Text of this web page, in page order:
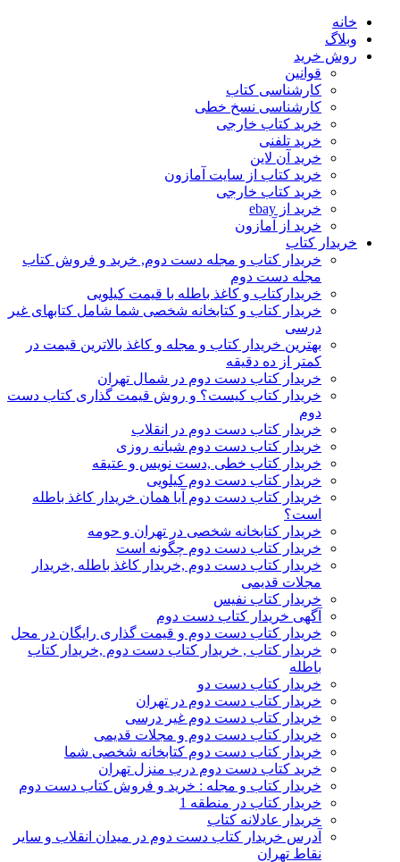
خانه
وبلاگ
روش خرید
قوانین
کارشناسی کتاب
کارشناسی نسخ خطی
خرید کتاب خارجی
خرید تلفنی
خرید آن لاین
خرید کتاب از سایت آمازون
خرید کتاب خارجی
خرید از ebay
خرید از آمازون
خریدار کتاب
خریدار کتاب و مجله دست دوم, خرید و فروش کتاب
مجله دست دوم
خریدارکتاب و کاغذ باطله با قیمت کیلویی
خریدار کتاب و کتابخانه شخصی شما شامل کتابهای غیر
درسی
بهترین خریدار کتاب و مجله و کاغذ بالاترین قیمت در
کمتر از ده دقیقه
خریدار کتاب دست دوم در شمال تهران
خریدار کتاب کیست؟ و روش قیمت گذاری کتاب دست
دوم
خریدار کتاب دست دوم در انقلاب
خریدار کتاب دست دوم شبانه روزی
خریدار کتاب خطی ,دست نویس و عتیقه
خریدار کتاب دست دوم کیلویی
خریدار کتاب دست دوم آیا همان خریدار کاغذ باطله
است؟
خریدار کتابخانه شخصی در تهران و حومه
خریدار کتاب دست دوم چگونه است
خریدار کتاب دست دوم ,خریدار کاغذ باطله ,خریدار
مجلات قدیمی
خریدار کتاب نفیس
آگهی خریدار کتاب دست دوم
خریدار کتاب دست دوم و قیمت گذاری رایگان در محل
خریدار کتاب , خریدار کتاب دست دوم ,خریدار کتاب
باطله
خریدار کتاب دست دو
خریدار کتاب دست دوم در تهران
خریدار کتاب دست دوم غیر درسی
خریدار کتاب دست دوم و مجلات قدیمی
خریدار کتاب دست دوم کتابخانه شخصی شما
خرید کتاب دست دوم درب منزل تهران
خریدار کتاب و مجله : خرید و فروش کتاب دست دوم
خریدار کتاب در منطقه 1
خریدار عادلانه کتاب
آدرس خریدار کتاب دست دوم در میدان انقلاب و سایر
نقاط تهران